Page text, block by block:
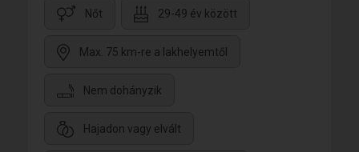
Nőt 29-49 év között
Max. 75 km-re a lakhelyemtől
Nem dohányzik
Hajadon vagy elvált